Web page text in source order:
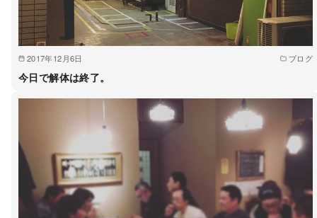
2017年12月6日 ブログ
今日で解体は終了。